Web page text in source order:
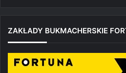
ZAKŁADY BUKMACHERSKIE